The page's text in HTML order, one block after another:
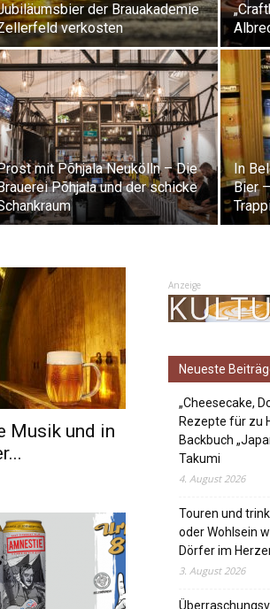
der Brauakademie
verkosten
mit Põhjala Neukölln – Die
Põhjala und der schicke
In
Bier
Musik und in
Anzeige
Neueste
„Cheesecake,
Rezepte für zu
Backbuch
Takumi
4. August 2026
Touren und
oder Wohlsein
Dörfer im
3. August 2026